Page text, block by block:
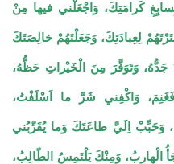
كَرامَتِكَ، وَاجْعَلْني فيها مِنْ
لِعِبادَتِكَ، وَجَعَلْتَهُمْ خالِصَتَكَ
وَتَوَفَّرَ مِنَ الْخَيْراتِ حَظُّهُ،
وَاكْفِني شَرَّ ما اَسْلَفْتُ،
وَحَبِّبْ اِلَيَّ طاعَتَكَ وَما يُقَرِّبُني
الْهارِبُ، وَمِنْكَ يَلْتَمِسُ الطّالِبُ،